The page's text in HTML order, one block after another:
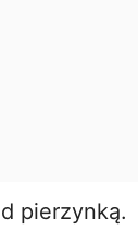
pierzynką.